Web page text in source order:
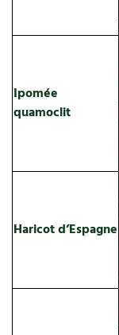
Ipomée
quamoclit
Haricot d’Espagne